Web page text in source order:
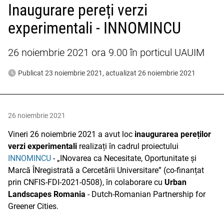
Inaugurare pereți verzi
experimentali - INNOMINCU
26 noiembrie 2021 ora 9.00 în porticul UAUIM
Publicat 23 noiembrie 2021, actualizat 26 noiembrie 2021
26 noiembrie 2021
Vineri 26 noiembrie 2021 a avut loc inaugurarea pereților
verzi experimentali realizați în cadrul proiectului
INNOMINCU - „INovarea ca Necesitate, Oportunitate și
Marcă ÎNregistrată a Cercetării Universitare” (co-finanțat
prin CNFIS-FDI-2021-0508), în colaborare cu Urban
Landscapes Romania - Dutch-Romanian Partnership for
Greener Cities.